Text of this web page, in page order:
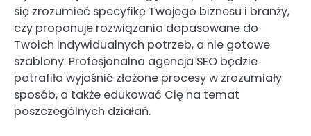
się zrozumieć specyfikę Twojego biznesu i branży,
czy proponuje rozwiązania dopasowane do
Twoich indywidualnych potrzeb, a nie gotowe
szablony. Profesjonalna agencja SEO będzie
potrafiła wyjaśnić złożone procesy w zrozumiały
sposób, a także edukować Cię na temat
poszczególnych działań.